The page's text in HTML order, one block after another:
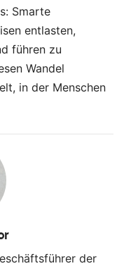
Smarte
entlasten,
führen zu
Wandel
in der Menschen
der